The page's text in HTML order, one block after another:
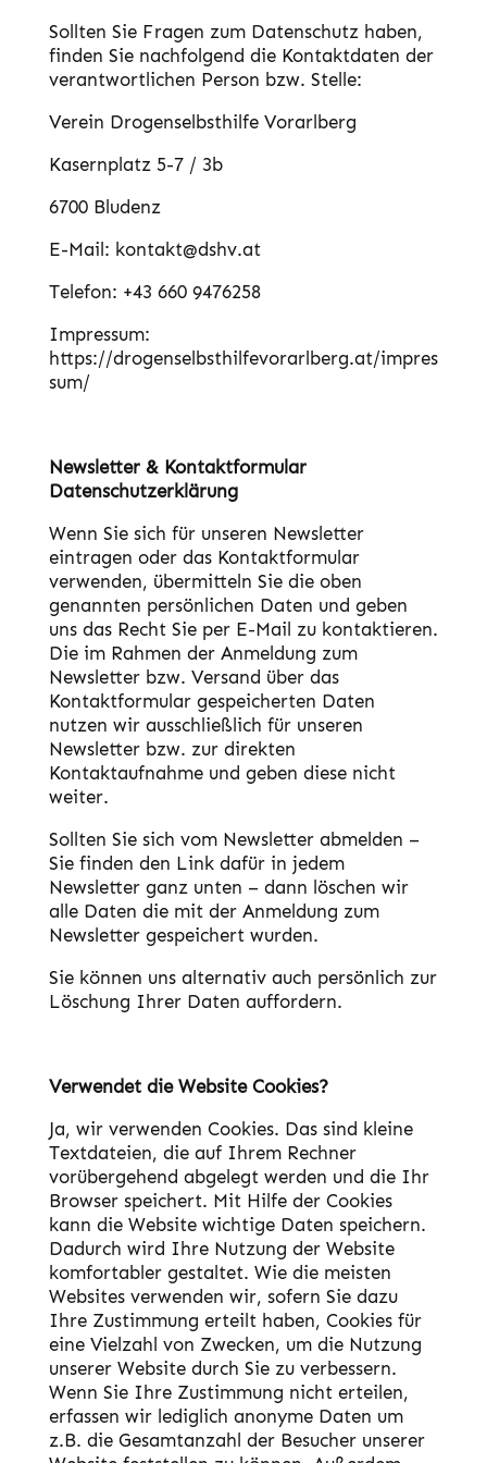
Sollten Sie Fragen zum Datenschutz haben,
finden Sie nachfolgend die Kontaktdaten der
verantwortlichen Person bzw. Stelle:
Verein Drogenselbsthilfe Vorarlberg
Kasernplatz 5-7 / 3b
6700 Bludenz
E-Mail: kontakt@dshv.at
Telefon: +43 660 9476258
Impressum:
https://drogenselbsthilfevorarlberg.at/impres
sum/
Newsletter & Kontaktformular
Datenschutzerklärung
Wenn Sie sich für unseren Newsletter
eintragen oder das Kontaktformular
verwenden, übermitteln Sie die oben
genannten persönlichen Daten und geben
uns das Recht Sie per E-Mail zu kontaktieren.
Die im Rahmen der Anmeldung zum
Newsletter bzw. Versand über das
Kontaktformular gespeicherten Daten
nutzen wir ausschließlich für unseren
Newsletter bzw. zur direkten
Kontaktaufnahme und geben diese nicht
weiter.
Sollten Sie sich vom Newsletter abmelden –
Sie finden den Link dafür in jedem
Newsletter ganz unten – dann löschen wir
alle Daten die mit der Anmeldung zum
Newsletter gespeichert wurden.
Sie können uns alternativ auch persönlich zur
Löschung Ihrer Daten auffordern.
Verwendet die Website Cookies?
Ja, wir verwenden Cookies. Das sind kleine
Textdateien, die auf Ihrem Rechner
vorübergehend abgelegt werden und die Ihr
Browser speichert. Mit Hilfe der Cookies
kann die Website wichtige Daten speichern.
Dadurch wird Ihre Nutzung der Website
komfortabler gestaltet. Wie die meisten
Websites verwenden wir, sofern Sie dazu
Ihre Zustimmung erteilt haben, Cookies für
eine Vielzahl von Zwecken, um die Nutzung
unserer Website durch Sie zu verbessern.
Wenn Sie Ihre Zustimmung nicht erteilen,
erfassen wir lediglich anonyme Daten um
z.B. die Gesamtanzahl der Besucher unserer